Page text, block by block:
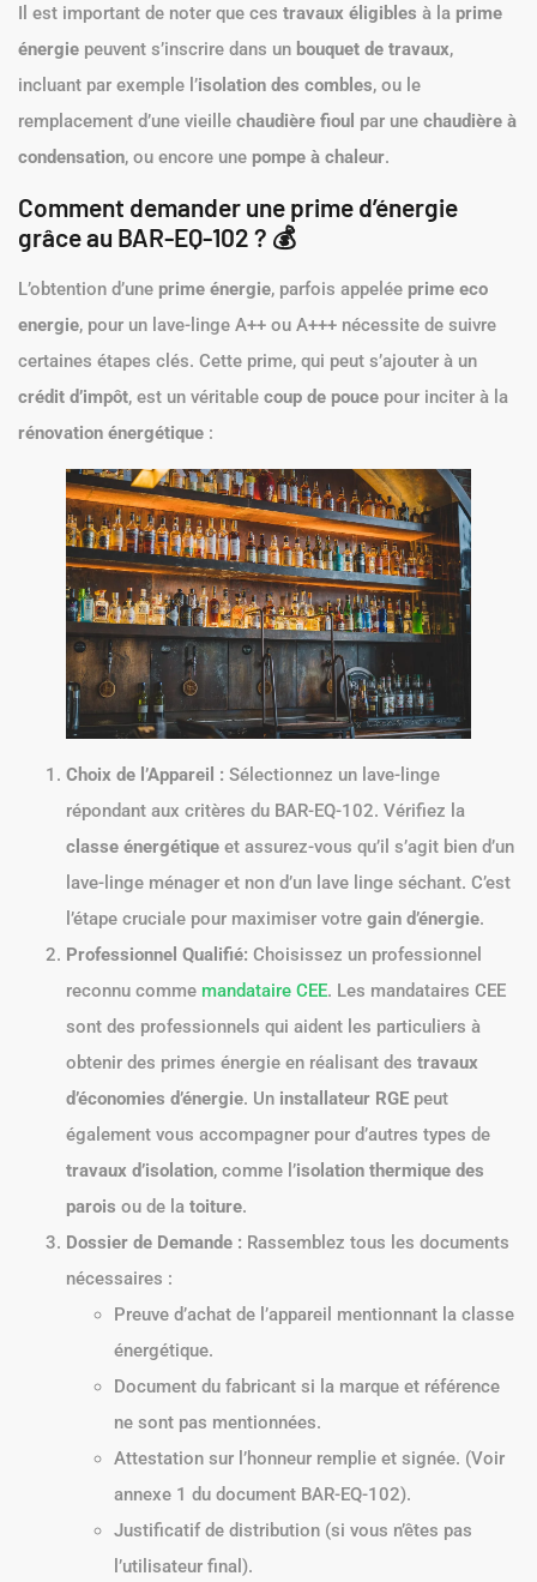
Il est important de noter que ces travaux éligibles à la prime
énergie peuvent s’inscrire dans un bouquet de travaux,
incluant par exemple l’isolation des combles, ou le
remplacement d’une vieille chaudière fioul par une chaudière à
condensation, ou encore une pompe à chaleur.
Comment demander une prime d’énergie
grâce au BAR-EQ-102 ? 💰
L’obtention d’une prime énergie, parfois appelée prime eco
energie, pour un lave-linge A++ ou A+++ nécessite de suivre
certaines étapes clés. Cette prime, qui peut s’ajouter à un
crédit d’impôt, est un véritable coup de pouce pour inciter à la
rénovation énergétique :
Choix de l’Appareil : Sélectionnez un lave-linge
répondant aux critères du BAR-EQ-102. Vérifiez la
classe énergétique et assurez-vous qu’il s’agit bien d’un
lave-linge ménager et non d’un lave linge séchant. C’est
l’étape cruciale pour maximiser votre gain d’énergie.
Professionnel Qualifié: Choisissez un professionnel
reconnu comme mandataire CEE. Les mandataires CEE
sont des professionnels qui aident les particuliers à
obtenir des primes énergie en réalisant des travaux
d’économies d’énergie. Un installateur RGE peut
également vous accompagner pour d’autres types de
travaux d’isolation, comme l’isolation thermique des
parois ou de la toiture.
Dossier de Demande : Rassemblez tous les documents
nécessaires :
Preuve d’achat de l’appareil mentionnant la classe
énergétique.
Document du fabricant si la marque et référence
ne sont pas mentionnées.
Attestation sur l’honneur remplie et signée. (Voir
annexe 1 du document BAR-EQ-102).
Justificatif de distribution (si vous n’êtes pas
l’utilisateur final).